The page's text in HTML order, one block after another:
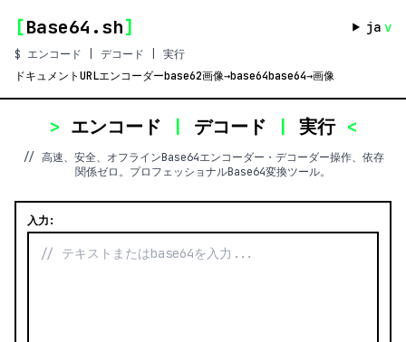
[Base64.sh] ja v
$ エンコード | デコード | 実行
ドキュメントURLエンコーダーbase62画像→base64base64→画像
> エンコード | デコード | 実行 <
// 高速、安全、オフラインBase64エンコーダー・デコーダー操作、依存
関係ゼロ。プロフェッショナルBase64変換ツール。
入力: